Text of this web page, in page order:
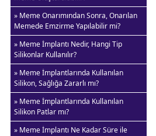
» Meme Onarımından Sonra, Onarılan
Memede Emzirme Yapılabilir mi?
» Meme İmplantı Nedir, Hangi Tip
Silikonlar Kullanılır?
» Meme İmplantlarında Kullanılan
Silikon, Sağlığa Zararlı mı?
» Meme İmplantlarında Kullanılan
Silikon Patlar mı?
» Meme İmplantı Ne Kadar Süre ile